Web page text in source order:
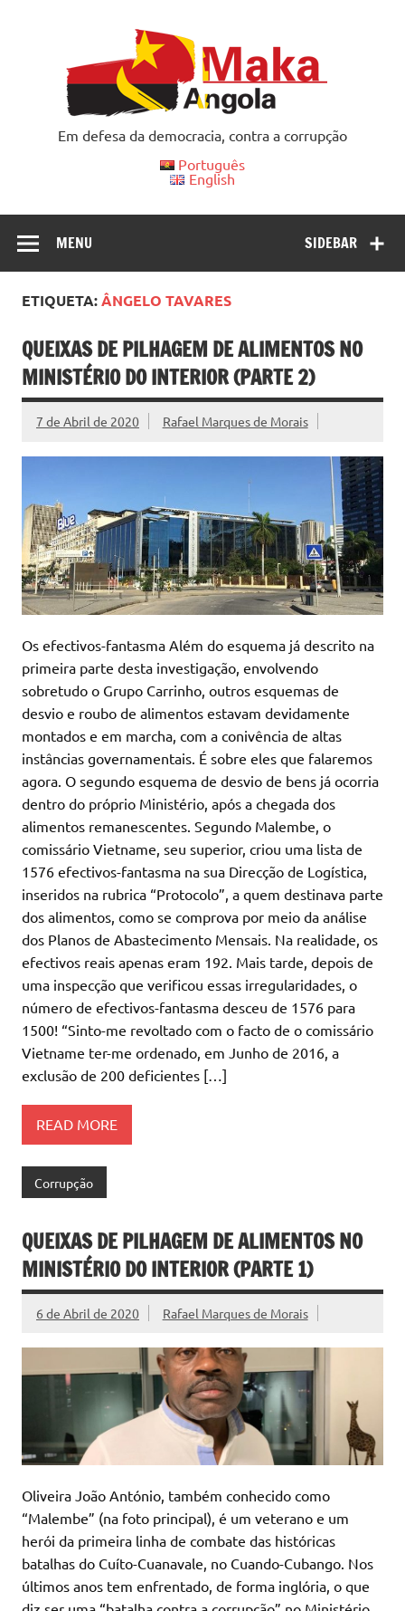
Em defesa da democracia, contra a corrupção
Português
English
SIDEBAR
MENU
ETIQUETA:ÂNGELO TAVARES
QUEIXAS DE PILHAGEM DE ALIMENTOS NO
MINISTÉRIO DO INTERIOR (PARTE 2)
7 de Abril de 2020 Rafael Marques de Morais
Os efectivos-fantasma Além do esquema já descrito na
primeira parte desta investigação, envolvendo
sobretudo o Grupo Carrinho, outros esquemas de
desvio e roubo de alimentos estavam devidamente
montados e em marcha, com a conivência de altas
instâncias governamentais. É sobre eles que falaremos
agora. O segundo esquema de desvio de bens já ocorria
dentro do próprio Ministério, após a chegada dos
alimentos remanescentes. Segundo Malembe, o
comissário Vietname, seu superior, criou uma lista de
1576 efectivos-fantasma na sua Direcção de Logística,
inseridos na rubrica “Protocolo”, a quem destinava parte
dos alimentos, como se comprova por meio da análise
dos Planos de Abastecimento Mensais. Na realidade, os
efectivos reais apenas eram 192. Mais tarde, depois de
uma inspecção que verificou essas irregularidades, o
número de efectivos-fantasma desceu de 1576 para
1500! “Sinto-me revoltado com o facto de o comissário
Vietname ter-me ordenado, em Junho de 2016, a
exclusão de 200 deficientes […]
READ MORE
Corrupção
QUEIXAS DE PILHAGEM DE ALIMENTOS NO
MINISTÉRIO DO INTERIOR (PARTE 1)
6 de Abril de 2020 Rafael Marques de Morais
Oliveira João António, também conhecido como
“Malembe” (na foto principal), é um veterano e um
herói da primeira linha de combate das históricas
batalhas do Cuíto-Cuanavale, no Cuando-Cubango. Nos
últimos anos tem enfrentado, de forma inglória, o que